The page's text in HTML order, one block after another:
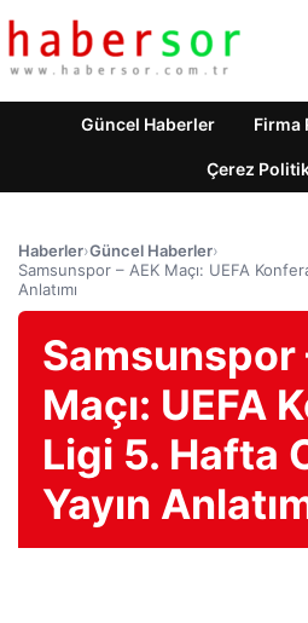
Güncel Haberler Firma
Çerez
Haberler›Güncel Haberler›
Samsunspor – AEK Maçı: UEFA
Anlatımı
Samsunspor
Maçı: UEFA
Ligi 5. Hafta
Yayın